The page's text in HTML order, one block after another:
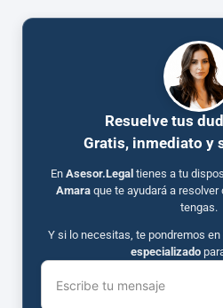
Resuelve tus
Gratis, inmediato y
En Asesor.Legal tienes a tu
Amaraque te ayudará a resolver
tengas.
Y si lo necesitas, te pondremos
especializado
Escribe tu mensaje